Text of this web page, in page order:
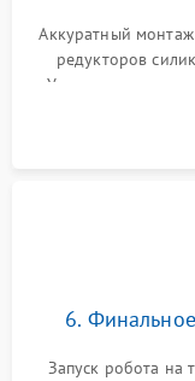
Аккуратный монтаж
редукторов
Установка новых
микрофибры,
6.
Запуск робота на